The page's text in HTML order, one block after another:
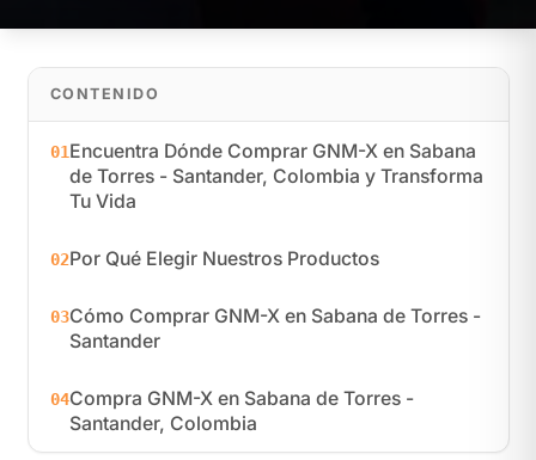
CONTENIDO
01Encuentra Dónde Comprar GNM-X en Sabana
de Torres - Santander, Colombia y Transforma
Tu Vida
02Por Qué Elegir Nuestros Productos
03Cómo Comprar GNM-X en Sabana de Torres -
Santander
04Compra GNM-X en Sabana de Torres -
Santander, Colombia